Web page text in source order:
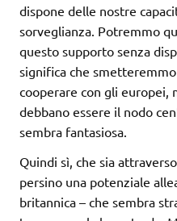
dispone delle nostre
sorveglianza. Potremmo
questo supporto senza
significa che
cooperare con gli europei,
debbano essere il nodo
sembra fantasiosa.
Quindi sì, che sia
persino una potenziale
britannica – che sembra